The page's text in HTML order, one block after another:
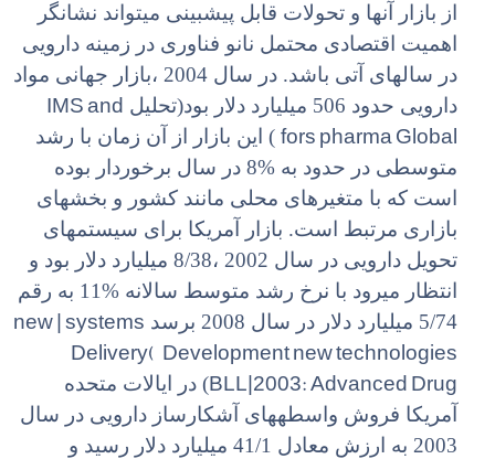
از بازار آنها و تحولات قابل پیشبینی میتواند نشانگر
اهمیت اقتصادی محتمل نانو فناوری در زمینه دارویی
در سالهای آتی باشد. در سال 2004 ،بازار جهانی مواد
دارویی حدود 506 میلیارد دلار بود(تحلیل
IMS and
fors pharma Global ) این بازار از آن زمان با رشد
متوسطی در حدود به %8 در سال برخوردار بوده
است که با متغیرهای محلی مانند کشور و بخشهای
بازاری مرتبط است. بازار آمریکا برای سیستمهای
تحویل دارویی در سال 2002 ،8/38 میلیارد دلار بود و
انتظار میرود با نرخ رشد متوسط سالانه %11 به رقم
5/74 میلیارد دلار در سال 2008 برسد
new | systems
Delivery( Development new technologies
BLL|2003: Advanced Drug) در ایالات متحده
آمریکا فروش واسطههای آشکارساز دارویی در سال
2003 به ارزش معادل 41/1 میلیارد دلار رسید و